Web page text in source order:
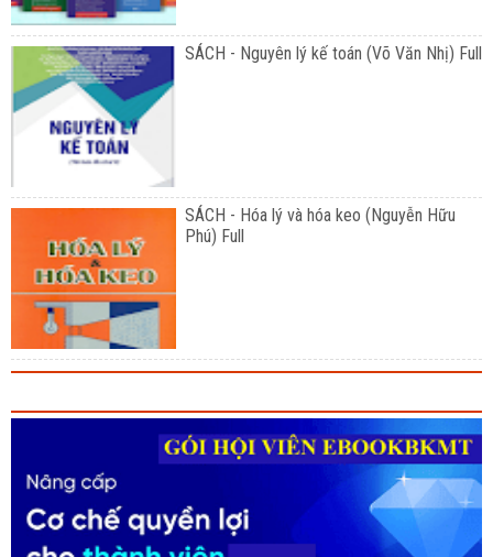
SÁCH - Nguyên lý kế toán (Võ Văn Nhị) Full
SÁCH - Hóa lý và hóa keo (Nguyễn Hữu
Phú) Full